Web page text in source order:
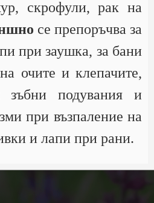
скрофули, рак на
се препоръчва за
при заушка, за бани
очите и клепачите,
зъбни подувания и
при възпаление на
и лапи при рани.